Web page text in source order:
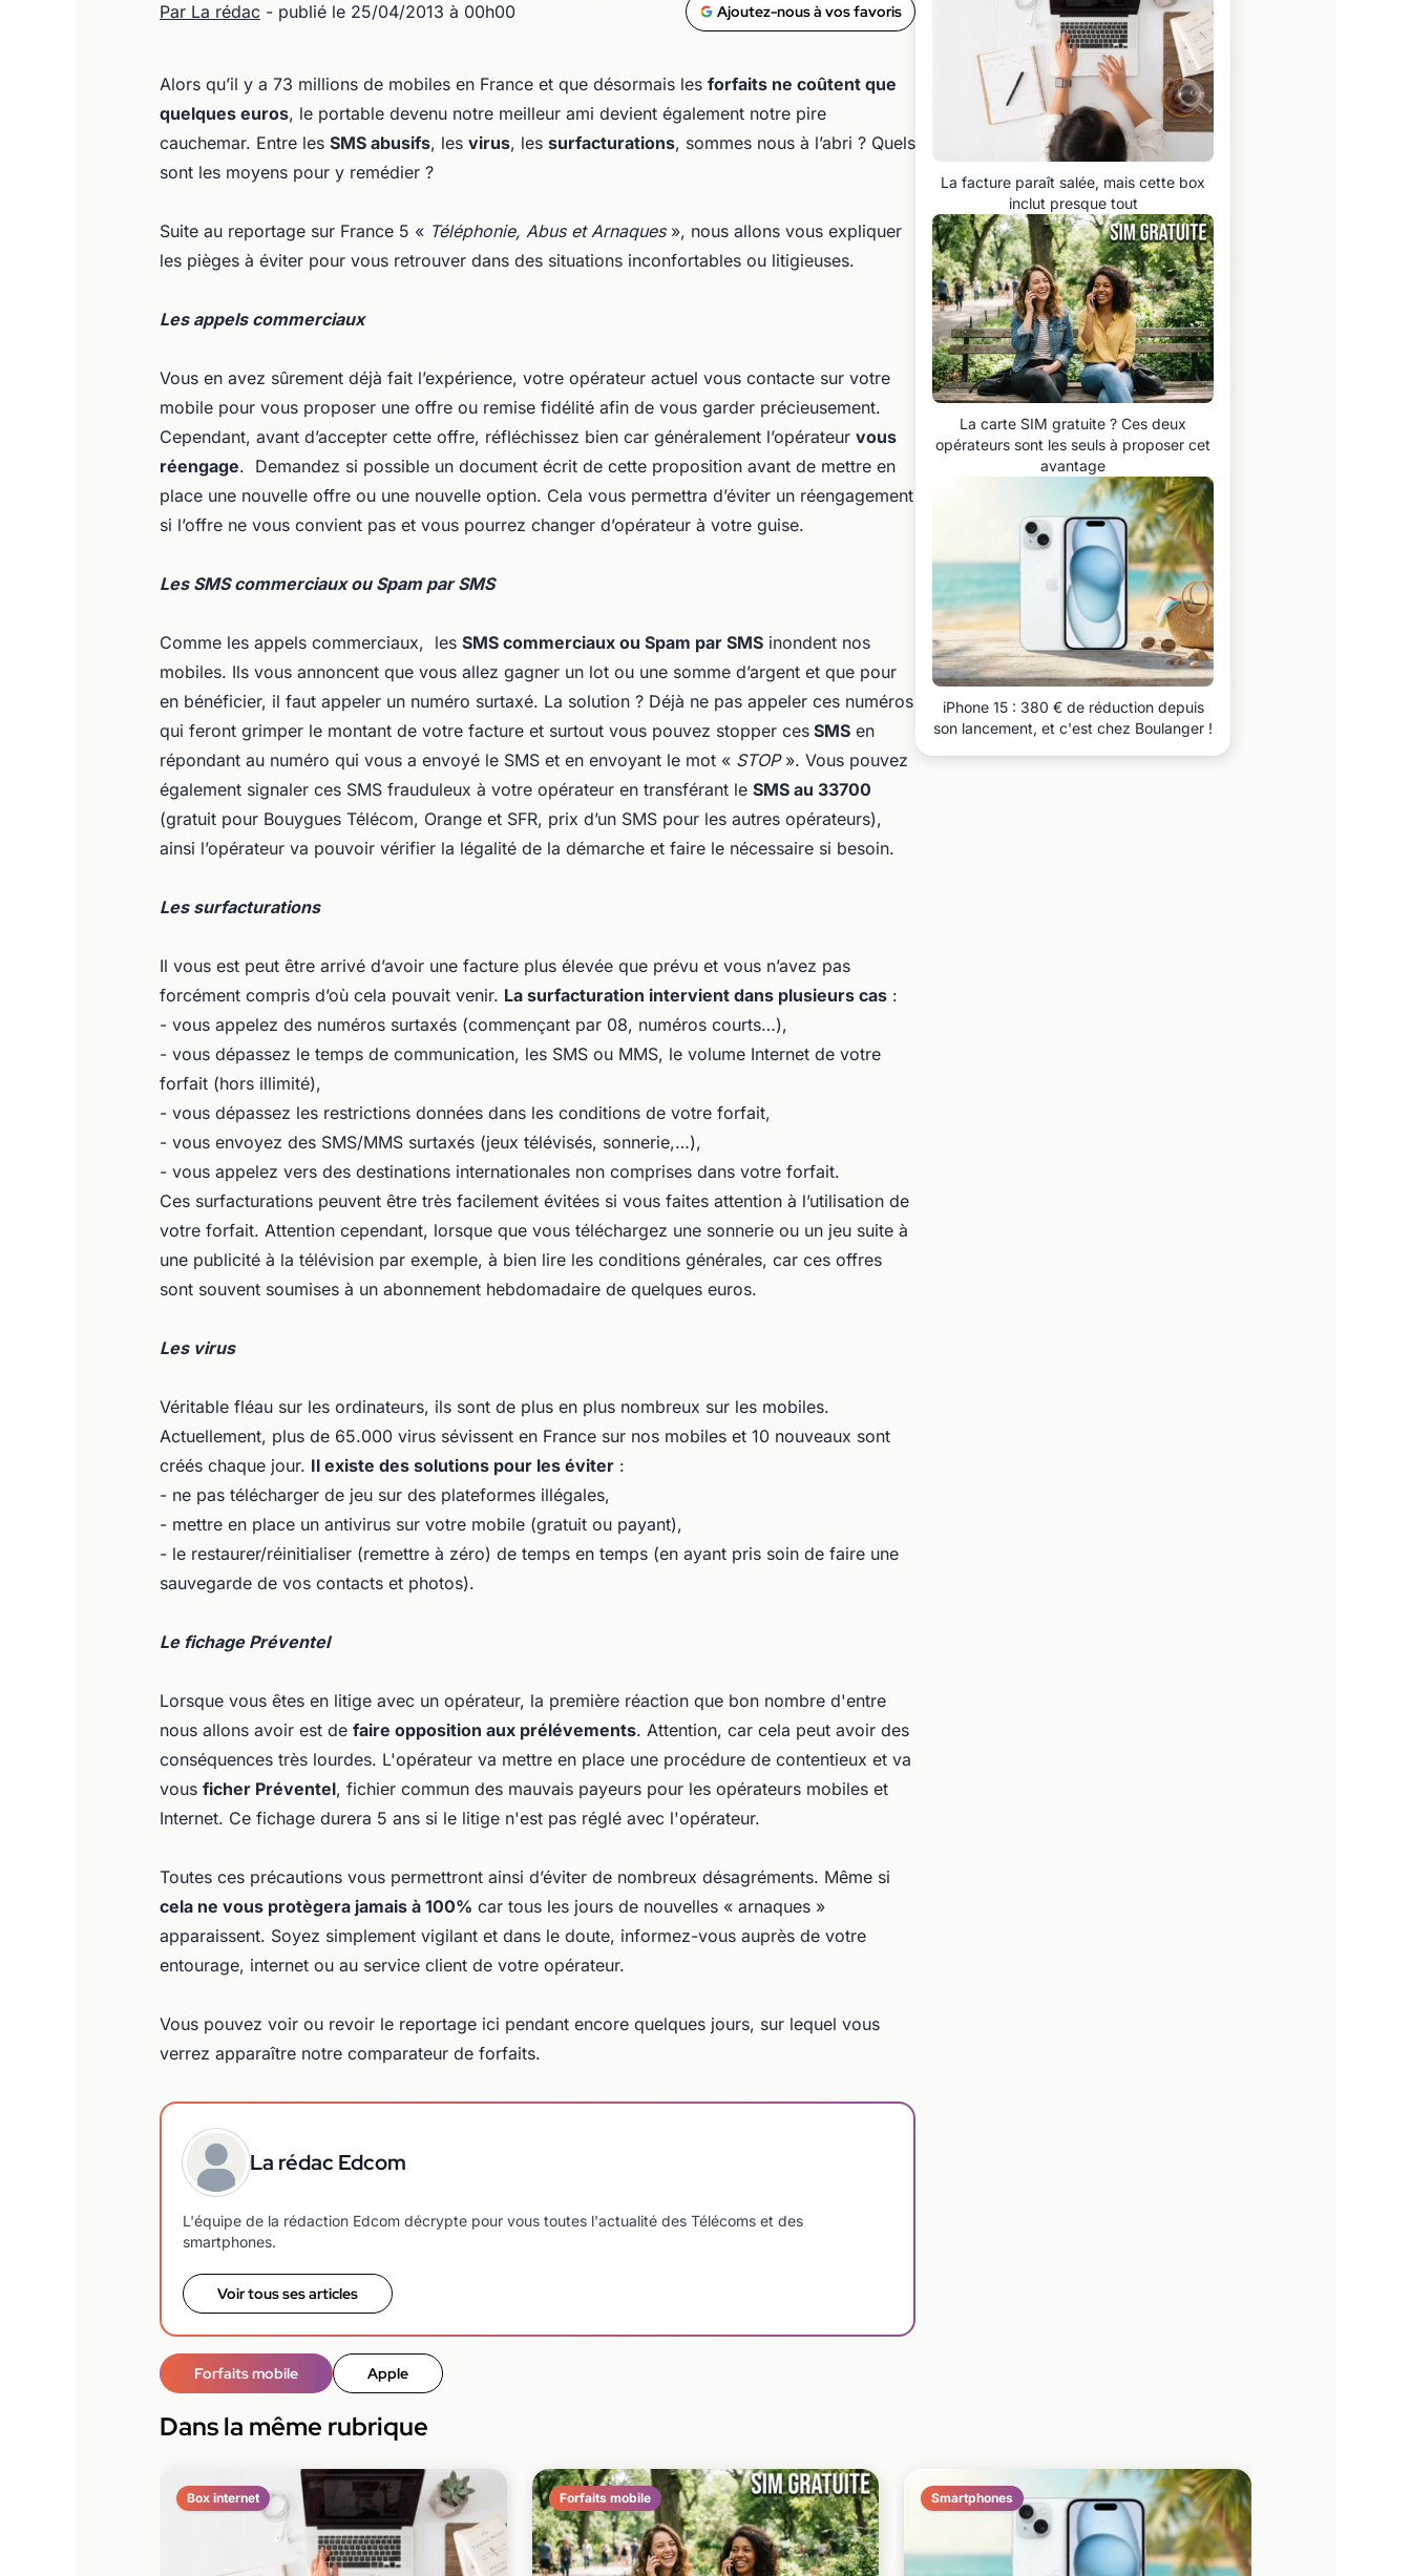
Par La rédac - publié le 25/04/2013 à 00h00 Ajoutez-nous à vos favoris
Alors qu’il y a 73 millions de mobiles en France et que désormais les forfaits ne coûtent que
quelques euros, le portable devenu notre meilleur ami devient également notre pire
cauchemar. Entre les SMS abusifs, les virus, les surfacturations, sommes nous à l’abri ? Quels
sont les moyens pour y remédier ?
Suite au reportage sur France 5 « Téléphonie, Abus et Arnaques», nous allons vous expliquer
les pièges à éviter pour vous retrouver dans des situations inconfortables ou litigieuses.
Les appels commerciaux
Vous en avez sûrement déjà fait l’expérience, votre opérateur actuel vous contacte sur votre
mobile pour vous proposer une offre ou remise fidélité afin de vous garder précieusement.
Cependant, avant d’accepter cette offre, réfléchissez bien car généralement l’opérateur vous
réengage. Demandez si possible un document écrit de cette proposition avant de mettre en
place une nouvelle offre ou une nouvelle option. Cela vous permettra d’éviter un réengagement
si l’offre ne vous convient pas et vous pourrez changer d’opérateur à votre guise.
Les SMS commerciaux ou Spam par SMS
Comme les appels commerciaux, les SMS commerciaux ou Spam par SMS inondent nos
mobiles. Ils vous annoncent que vous allez gagner un lot ou une somme d’argent et que pour
en bénéficier, il faut appeler un numéro surtaxé. La solution ? Déjà ne pas appeler ces numéros
qui feront grimper le montant de votre facture et surtout vous pouvez stopper ces SMS en
répondant au numéro qui vous a envoyé le SMS et en envoyant le mot « STOP». Vous pouvez
également signaler ces SMS frauduleux à votre opérateur en transférant le SMS au 33700
(gratuit pour Bouygues Télécom, Orange et SFR, prix d’un SMS pour les autres opérateurs),
ainsi l’opérateur va pouvoir vérifier la légalité de la démarche et faire le nécessaire si besoin.
Les surfacturations
Il vous est peut être arrivé d’avoir une facture plus élevée que prévu et vous n’avez pas
forcément compris d’où cela pouvait venir. La surfacturation intervient dans plusieurs cas :
- vous appelez des numéros surtaxés (commençant par 08, numéros courts…),
- vous dépassez le temps de communication, les SMS ou MMS, le volume Internet de votre
forfait (hors illimité),
- vous dépassez les restrictions données dans les conditions de votre forfait,
- vous envoyez des SMS/MMS surtaxés (jeux télévisés, sonnerie,…),
- vous appelez vers des destinations internationales non comprises dans votre forfait.
Ces surfacturations peuvent être très facilement évitées si vous faites attention à l’utilisation de
votre forfait. Attention cependant, lorsque que vous téléchargez une sonnerie ou un jeu suite à
une publicité à la télévision par exemple, à bien lire les conditions générales, car ces offres
sont souvent soumises à un abonnement hebdomadaire de quelques euros.
Les virus
Véritable fléau sur les ordinateurs, ils sont de plus en plus nombreux sur les mobiles.
Actuellement, plus de 65.000 virus sévissent en France sur nos mobiles et 10 nouveaux sont
créés chaque jour. Il existe des solutions pour les éviter :
- ne pas télécharger de jeu sur des plateformes illégales,
- mettre en place un antivirus sur votre mobile (gratuit ou payant),
- le restaurer/réinitialiser (remettre à zéro) de temps en temps (en ayant pris soin de faire une
sauvegarde de vos contacts et photos).
Le fichage Préventel
Lorsque vous êtes en litige avec un opérateur, la première réaction que bon nombre d'entre
nous allons avoir est de faire opposition aux prélévements. Attention, car cela peut avoir des
conséquences très lourdes. L'opérateur va mettre en place une procédure de contentieux et va
vous ficher Préventel, fichier commun des mauvais payeurs pour les opérateurs mobiles et
Internet. Ce fichage durera 5 ans si le litige n'est pas réglé avec l'opérateur.
Toutes ces précautions vous permettront ainsi d’éviter de nombreux désagréments. Même si
cela ne vous protègera jamais à 100% car tous les jours de nouvelles « arnaques »
apparaissent. Soyez simplement vigilant et dans le doute, informez-vous auprès de votre
entourage, internet ou au service client de votre opérateur.
Vous pouvez voir ou revoir le reportage ici pendant encore quelques jours, sur lequel vous
verrez apparaître notre comparateur de forfaits.
La rédac Edcom
L'équipe de la rédaction Edcom décrypte pour vous toutes l'actualité des Télécoms et des
smartphones.
Voir tous ses articles
Forfaits mobile Apple
La facture paraît salée, mais cette box
inclut presque tout
La carte SIM gratuite ? Ces deux
opérateurs sont les seuls à proposer cet
avantage
iPhone 15 : 380 € de réduction depuis
son lancement, et c'est chez Boulanger !
Dans la même rubrique
Box internet Forfaits mobile Smartphones